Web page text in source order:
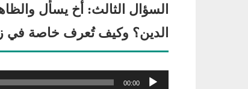
السؤال الثالث: أخ يسأل
الدين؟ وكيف تُعرف خاصة في
مشغل
00:00